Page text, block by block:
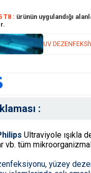
T8 : ürünün uygulandığı
UV
:
Ultraviyole ışıkla
vb. tüm
yüzey